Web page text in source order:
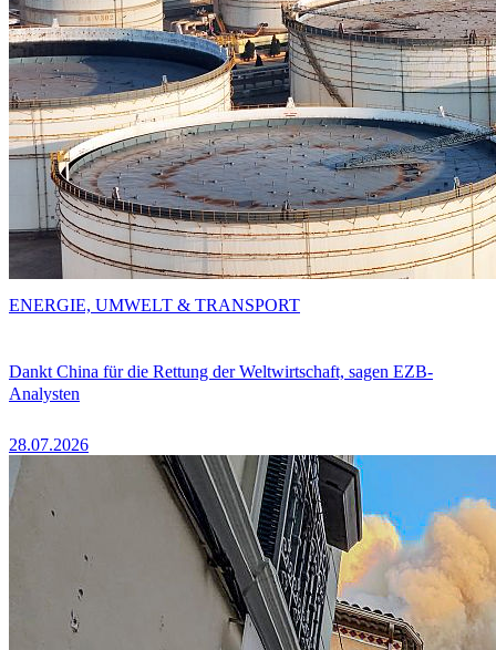
Dankt China für die Rettung der Weltwirtschaft, sagen EZB-
Analysten
28.07.2026
ENERGIE, UMWELT & TRANSPORT